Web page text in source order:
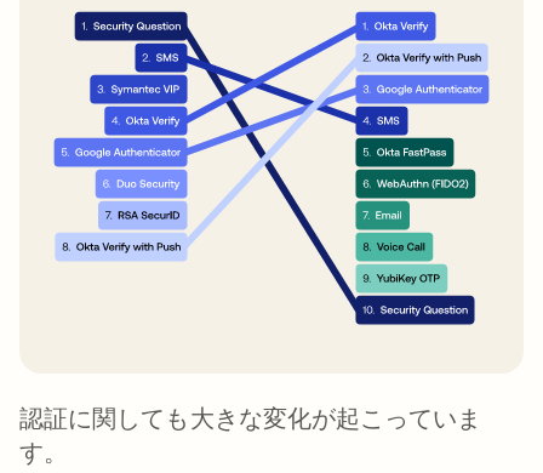
認証に関しても大きな変化が起こっていま
す。